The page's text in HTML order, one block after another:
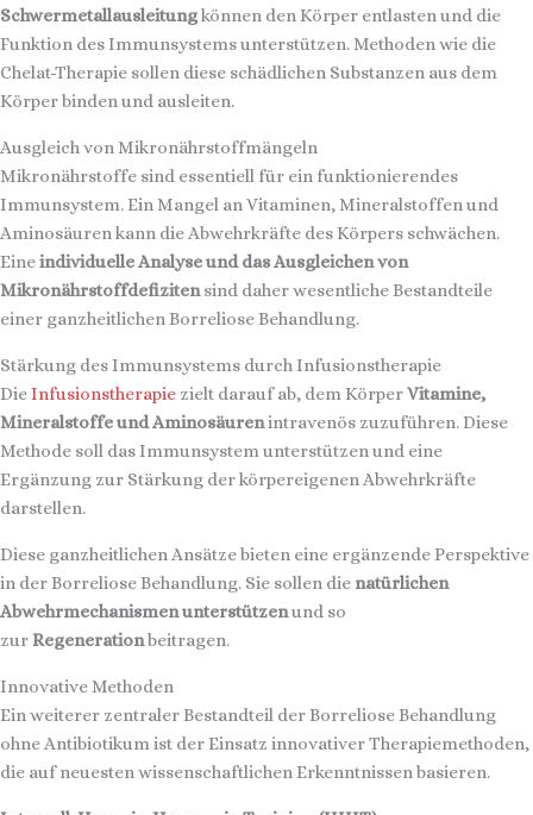
Schwermetallausleitungkönnen den Körper entlasten und die
Funktion des Immunsystems unterstützen. Methoden wie die
Chelat-Therapie sollen diese schädlichen Substanzen aus dem
Körper binden und ausleiten.
Ausgleich von Mikronährstoffmängeln
Mikronährstoffe sind essentiell für ein funktionierendes
Immunsystem. Ein Mangel an Vitaminen, Mineralstoffen und
Aminosäuren kann die Abwehrkräfte des Körpers schwächen.
Eineindividuelle Analyse und das Ausgleichen von
Mikronährstoffdefizitensind daher wesentliche Bestandteile
einer ganzheitlichen Borreliose Behandlung.
Stärkung des Immunsystems durch Infusionstherapie
DieInfusionstherapie zielt darauf ab, dem KörperVitamine,
Mineralstoffe und Aminosäurenintravenös zuzuführen. Diese
Methode soll das Immunsystem unterstützen und eine
Ergänzung zur Stärkung der körpereigenen Abwehrkräfte
darstellen.
Diese ganzheitlichen Ansätze bieten eine ergänzende Perspektive
in der Borreliose Behandlung. Sie sollen die natürlichen
Abwehrmechanismen unterstützenund so
zurRegenerationbeitragen.
Innovative Methoden
Ein weiterer zentraler Bestandteil der Borreliose Behandlung
ohne Antibiotikum ist der Einsatz innovativer Therapiemethoden,
die auf neuesten wissenschaftlichen Erkenntnissen basieren.